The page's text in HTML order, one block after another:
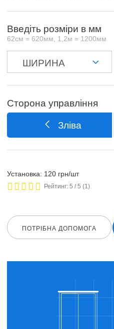
Введіть розміри в мм
62см = 620мм, 1,2м = 1200мм
Сторона управління
Зліва
Установка: 120 грн/шт
Рейтинг:5 / 5 (1)
ПОТРIБНА ДОПОМОГА